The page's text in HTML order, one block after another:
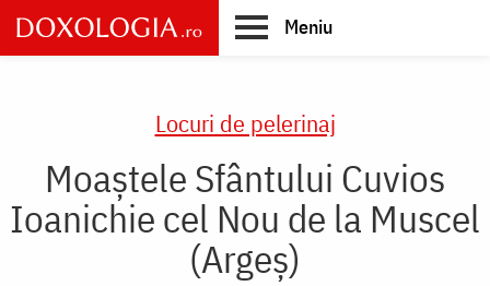
Skip
to
main
Meniu
Locuri de pelerinaj
Moaștele Sfântului Cuvios
Ioanichie cel Nou de la Muscel
(Argeș)